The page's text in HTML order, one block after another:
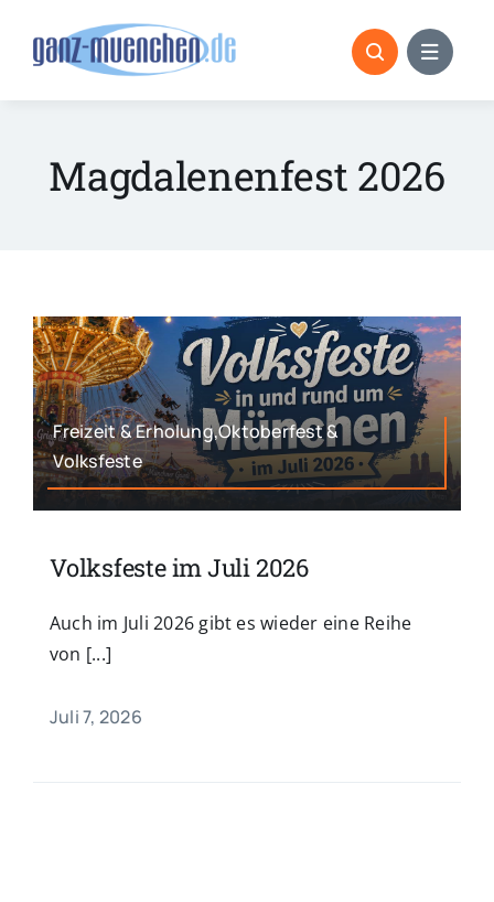
Magdalenenfest 2026
Freizeit & Erholung,Oktoberfest &
Volksfeste
Volksfeste im Juli 2026
Auch im Juli 2026 gibt es wieder eine Reihe
von [...]
Juli 7, 2026